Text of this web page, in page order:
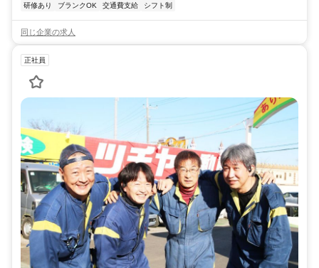
研修あり ブランクOK 交通費支給 シフト制
同じ企業の求人
正社員